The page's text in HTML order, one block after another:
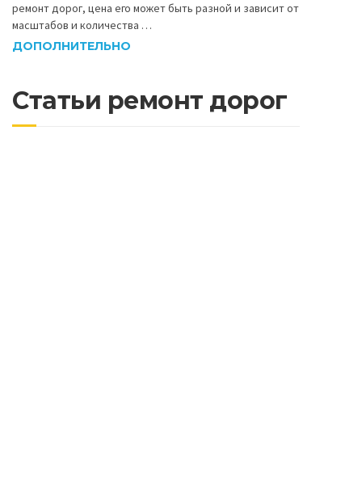
ремонт дорог, цена его может быть разной и зависит от
масштабов и количества …
ДОПОЛНИТЕЛЬНО
Статьи ремонт дорог